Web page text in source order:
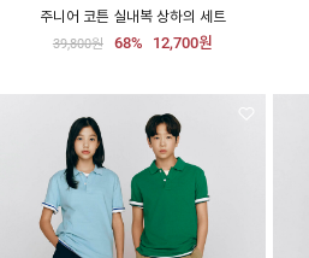
주니어 코튼 실내복 상하의 세트
39,800원 68% 12,700원